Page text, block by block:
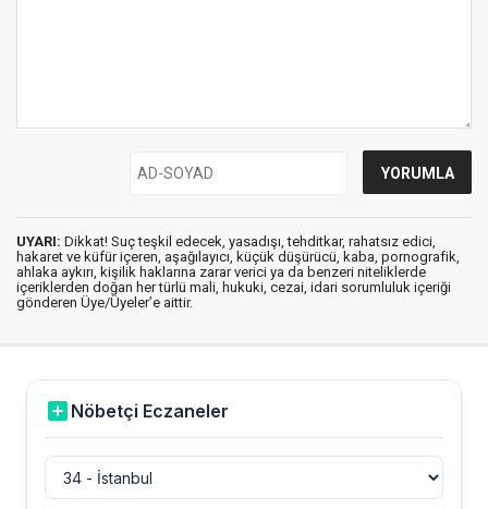
UYARI: Dikkat! Suç teşkil edecek, yasadışı, tehditkar, rahatsız edici,
hakaret ve küfür içeren, aşağılayıcı, küçük düşürücü, kaba, pornografik,
ahlaka aykırı, kişilik haklarına zarar verici ya da benzeri niteliklerde
içeriklerden doğan her türlü mali, hukuki, cezai, idari sorumluluk içeriği
gönderen Üye/Üyeler’e aittir.